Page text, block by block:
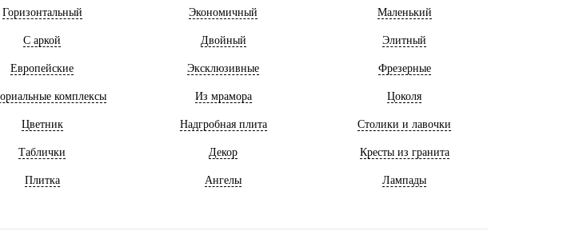
Горизонтальный Экономичный Маленький
С аркой Двойный Элитный
Европейские Эксклюзивные Фрезерные
комплексы Из мрамора Цоколя
Цветник Надгробная плита Столики и лавочки
Таблички Декор Кресты из гранита
Плитка Ангелы Лампады